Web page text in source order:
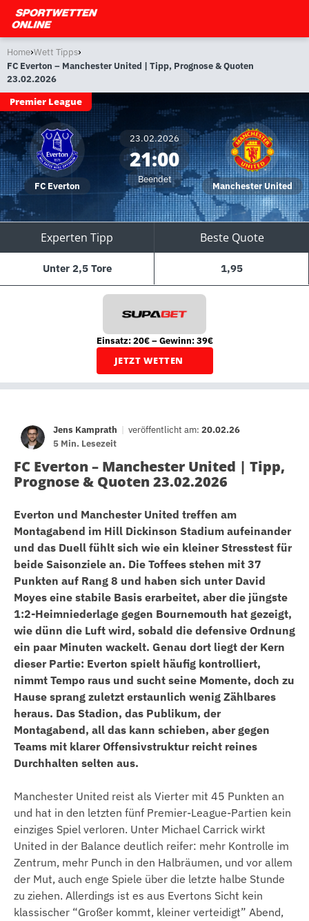
Home›Wett Tipps›
FC Everton – Manchester United | Tipp, Prognose & Quoten
23.02.2026
Premier League
FC Everton
23.02.2026
21:00
Beendet
Manchester United
Experten Tipp Beste Quote
Unter 2,5 Tore 1,95
Einsatz: 20€ – Gewinn: 39€
JETZT WETTEN
Jens Kamprath | veröffentlicht am: 20.02.26
5 Min. Lesezeit
FC Everton – Manchester United | Tipp,
Prognose & Quoten 23.02.2026
Everton und Manchester United treffen am
Montagabend im Hill Dickinson Stadium aufeinander
und das Duell fühlt sich wie ein kleiner Stresstest für
beide Saisonziele an. Die Toffees stehen mit 37
Punkten auf Rang 8 und haben sich unter David
Moyes eine stabile Basis erarbeitet, aber die jüngste
1:2-Heimniederlage gegen Bournemouth hat gezeigt,
wie dünn die Luft wird, sobald die defensive Ordnung
ein paar Minuten wackelt. Genau dort liegt der Kern
dieser Partie: Everton spielt häufig kontrolliert,
nimmt Tempo raus und sucht seine Momente, doch zu
Hause sprang zuletzt erstaunlich wenig Zählbares
heraus. Das Stadion, das Publikum, der
Montagabend, all das kann schieben, aber gegen
Teams mit klarer Offensivstruktur reicht reines
Durchhalten selten aus.
Manchester United reist als Vierter mit 45 Punkten an
und hat in den letzten fünf Premier-League-Partien kein
einziges Spiel verloren. Unter Michael Carrick wirkt
United in der Balance deutlich reifer: mehr Kontrolle im
Zentrum, mehr Punch in den Halbräumen, und vor allem
der Mut, auch enge Spiele über die letzte halbe Stunde
zu ziehen. Allerdings ist es aus Evertons Sicht kein
klassischer “Großer kommt, kleiner verteidigt” Abend,